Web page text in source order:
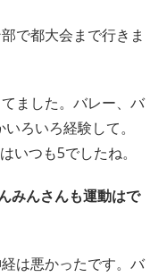
で都大会まで行きま
ました。バレー、バ
ろいろ経験して。
いつも5でしたね。
みんさんも運動はで
は悪かったです。バ